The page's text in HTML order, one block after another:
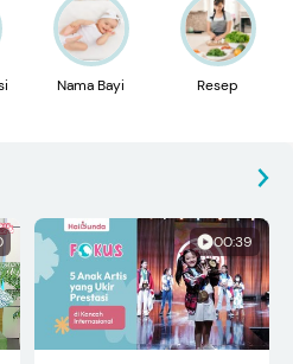
Nama Bayi Resep
00:39